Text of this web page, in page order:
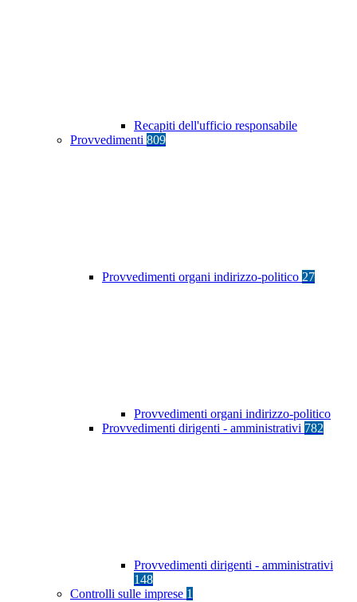
Recapiti dell'ufficio responsabile
Provvedimenti 809
Provvedimenti organi indirizzo-politico 27
Provvedimenti organi indirizzo-politico
Provvedimenti dirigenti - amministrativi 782
Provvedimenti dirigenti - amministrativi
148
Controlli sulle imprese 1